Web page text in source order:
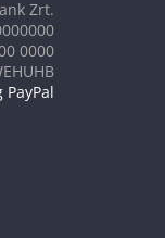
Zrt.
0000
PayPal